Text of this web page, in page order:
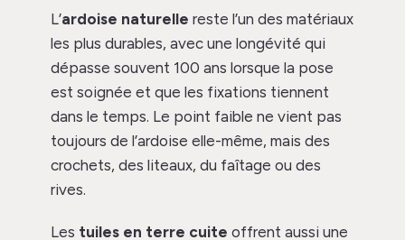
L’ardoise naturelle reste l’un des matériaux
les plus durables, avec une longévité qui
dépasse souvent 100 ans lorsque la pose
est soignée et que les fixations tiennent
dans le temps. Le point faible ne vient pas
toujours de l’ardoise elle-même, mais des
crochets, des liteaux, du faîtage ou des
rives.
Les tuiles en terre cuite offrent aussi une